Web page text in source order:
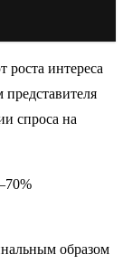
интереса
спроса на
образом